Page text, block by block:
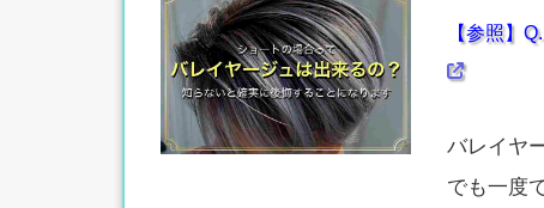
【参照】
バレイヤ
でも一度